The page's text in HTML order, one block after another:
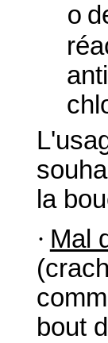
o
la
· Mal
bout